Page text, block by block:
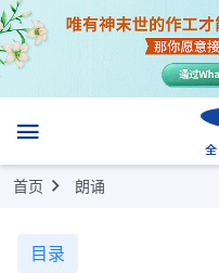
首页 朗诵
目录